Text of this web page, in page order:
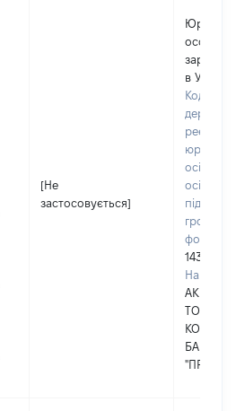
[Не
застосовується]
особа,
в Україні
Код в
реєстрі
осіб,
осіб –
14360570
БАНК